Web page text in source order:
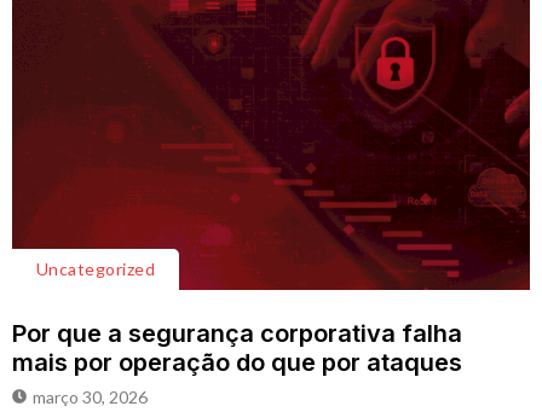
Uncategorized
Por que a segurança corporativa falha
mais por operação do que por ataques
março 30, 2026